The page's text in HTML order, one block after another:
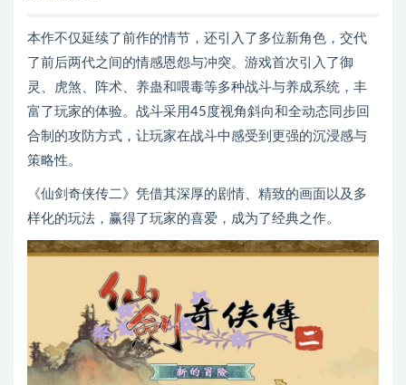
本作不仅延续了前作的情节，还引入了多位新角色，交代
了前后两代之间的情感恩怨与冲突。游戏首次引入了御
灵、虎煞、阵术、养蛊和喂毒等多种战斗与养成系统，丰
富了玩家的体验。战斗采用45度视角斜向和全动态同步回
合制的攻防方式，让玩家在战斗中感受到更强的沉浸感与
策略性。
《仙剑奇侠传二》凭借其深厚的剧情、精致的画面以及多
样化的玩法，赢得了玩家的喜爱，成为了经典之作。